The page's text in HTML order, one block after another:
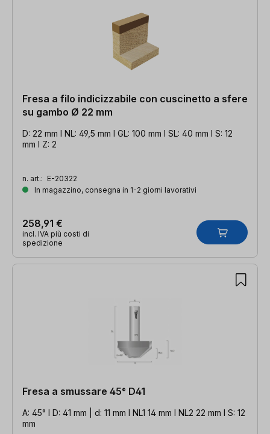
Fresa a filo indicizzabile con cuscinetto a sfere
su gambo Ø 22 mm
D: 22 mm l NL: 49,5 mm l GL: 100 mm l SL: 40 mm l S: 12
mm l Z: 2
n. art.: E-20322
In magazzino, consegna in 1-2 giorni lavorativi
258,91 €
incl. IVA più costi di
spedizione
Fresa a smussare 45° D41
A: 45° l D: 41 mm | d: 11 mm l NL1 14 mm l NL2 22 mm l S: 12
mm